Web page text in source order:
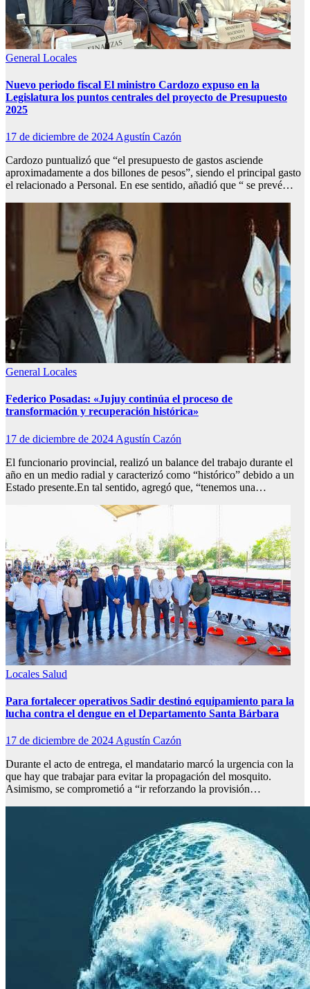
General Locales
Nuevo periodo fiscal El ministro Cardozo expuso en la
Legislatura los puntos centrales del proyecto de Presupuesto
2025
17 de diciembre de 2024 Agustín Cazón
Cardozo puntualizó que “el presupuesto de gastos asciende
aproximadamente a dos billones de pesos”, siendo el principal gasto
el relacionado a Personal. En ese sentido, añadió que “ se prevé…
General Locales
Federico Posadas: «Jujuy continúa el proceso de
transformación y recuperación histórica»
17 de diciembre de 2024 Agustín Cazón
El funcionario provincial, realizó un balance del trabajo durante el
año en un medio radial y caracterizó como “histórico” debido a un
Estado presente.En tal sentido, agregó que, “tenemos una…
Locales Salud
Para fortalecer operativos Sadir destinó equipamiento para la
lucha contra el dengue en el Departamento Santa Bárbara
17 de diciembre de 2024 Agustín Cazón
Durante el acto de entrega, el mandatario marcó la urgencia con la
que hay que trabajar para evitar la propagación del mosquito.
Asimismo, se comprometió a “ir reforzando la provisión…